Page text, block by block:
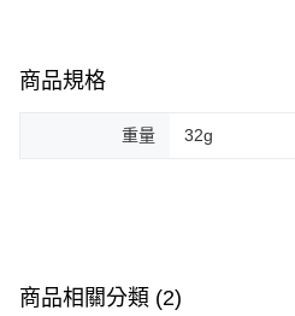
商品規格
重量 32g
商品相關分類 (2)